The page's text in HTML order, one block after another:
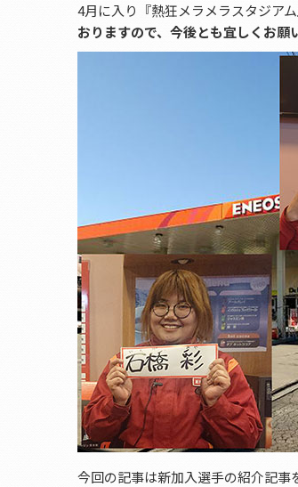
4月に入り『熱狂メラメラスタジア
おりますので、今後とも宜しくお願
今回の記事は新加入選手の紹介記